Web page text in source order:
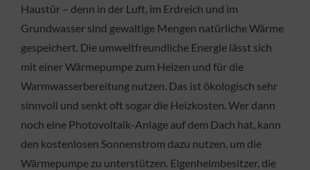
Haustür – denn in der Luft, im Erdreich und im
Grundwasser sind gewaltige Mengen natürliche Wärme
gespeichert. Die umweltfreundliche Energie lässt sich
mit einer Wärmepumpe zum Heizen und für die
Warmwasserbereitung nutzen. Das ist ökologisch sehr
sinnvoll und senkt oft sogar die Heizkosten. Wer dann
noch eine Photovoltaik-Anlage auf dem Dach hat, kann
den kostenlosen Sonnenstrom dazu nutzen, um die
Wärmepumpe zu unterstützen. Eigenheimbesitzer, die